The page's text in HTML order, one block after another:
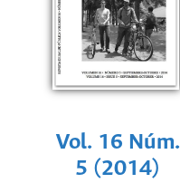
Vol. 16 Núm.
5 (2014)